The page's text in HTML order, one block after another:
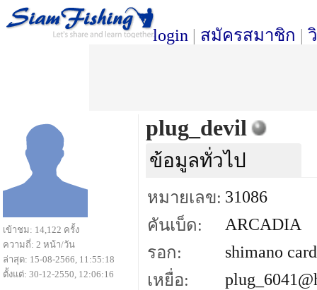
login | สมัครสมาชิก |
plug_devil
ข้อมูลทั่วไป
หมายเลข: 31086
คันเบ็ด:
ARCADIA
รอก:
shimano
เหยื่อ:
เข้าชม: 14,122 ครั้ง
ความถี่: 2 หน้า/วัน
ล่าสุด: 15-08-2566, 11:55:18
ตั้งแต่: 30-12-2550, 12:06:16